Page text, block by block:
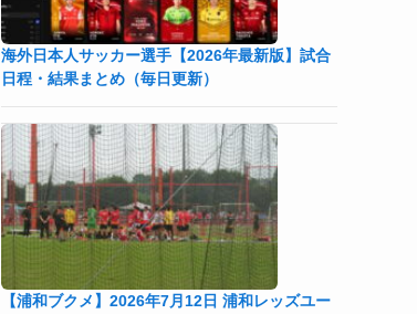
海外日本人サッカー選手【2026年最新版】試合
日程・結果まとめ（毎日更新）
【浦和ブクメ】2026年7月12日 浦和レッズユー